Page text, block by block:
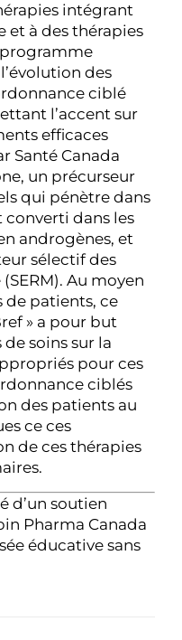
intégrant
et à des thérapies
programme
des
ciblé
l’accent sur
efficaces
Santé Canada
un précurseur
qui pénètre dans
converti dans les
androgènes, et
sélectif des
Au moyen
de patients, ce
» a pour but
soins sur la
pour ces
ciblés
des patients au
ce ces
de ces thérapies
d’un soutien
Pharma Canada
éducative sans